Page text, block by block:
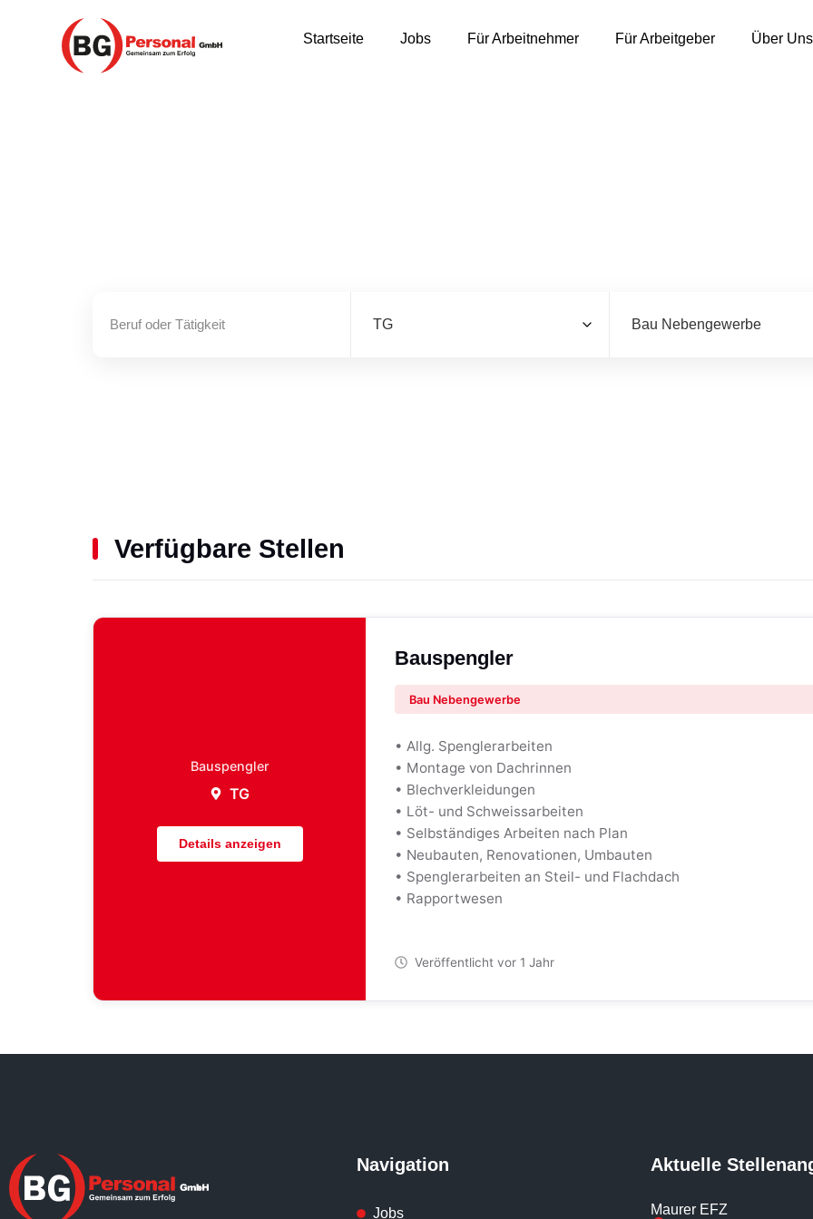
Startseite Jobs Für Arbeitnehmer Für Arbeitgeber Über Uns
Verfügbare Stellen
Bauspengler
TG
Details anzeigen
Bauspengler
Bau Nebengewerbe
• Allg. Spenglerarbeiten
• Montage von Dachrinnen
• Blechverkleidungen
• Löt- und Schweissarbeiten
• Selbständiges Arbeiten nach Plan
• Neubauten, Renovationen, Umbauten
• Spenglerarbeiten an Steil- und Flachdach
• Rapportwesen
Veröffentlicht vor 1 Jahr
Navigation
Jobs
Aktuelle
Maurer EFZ